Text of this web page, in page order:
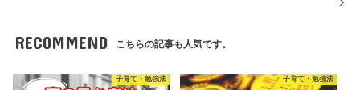
RECOMMEND こちらの記事も人気です。
子育て・勉強法 子育て・勉強法